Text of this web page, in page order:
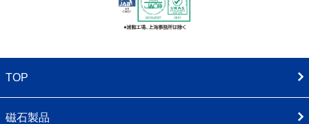
TOP
磁石製品